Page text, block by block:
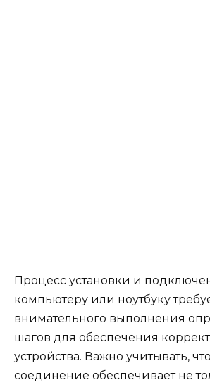
Процесс установки и
компьютеру или ноутбуку
внимательного выполнения
шагов для обеспечения
устройства. Важно учитывать,
соединение обеспечивает не